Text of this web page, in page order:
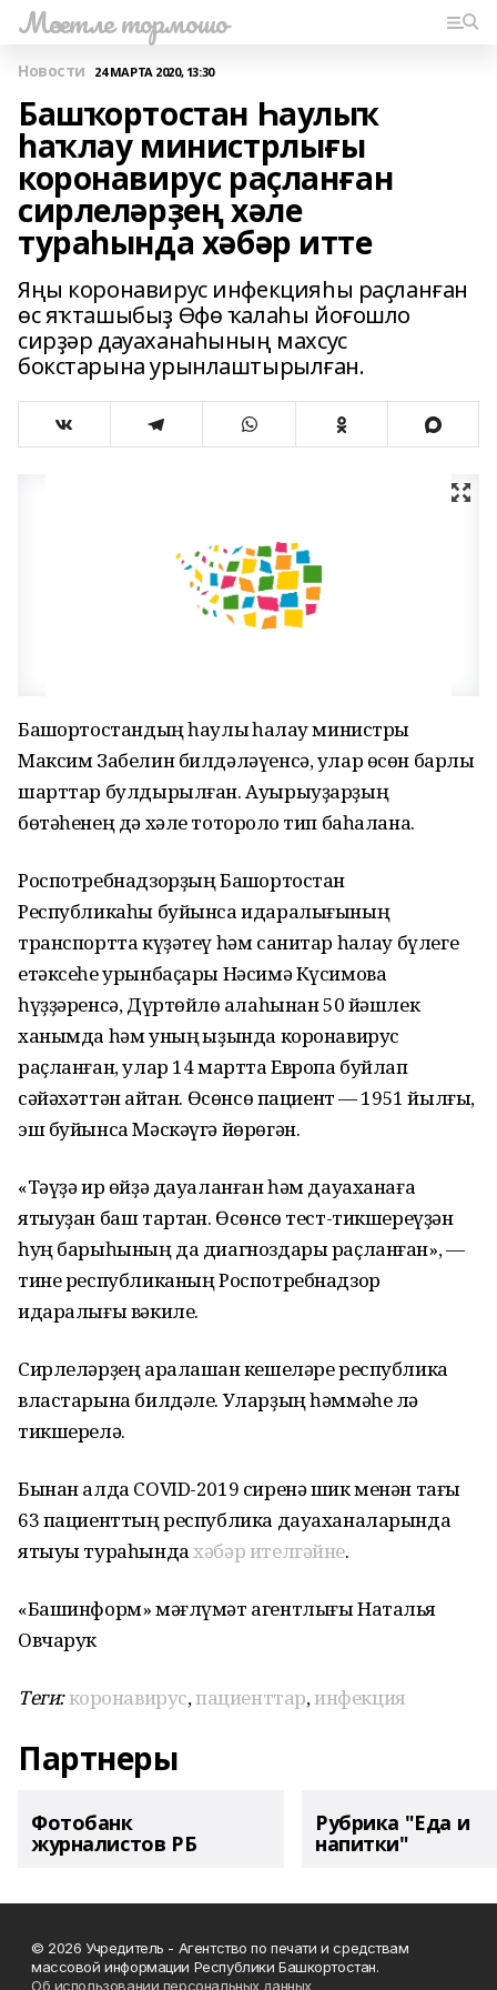
Мәсетле тормошо
Новости 24 МАРТА 2020, 13:30
Башҡортостан Һаулыҡ
һаҡлау министрлығы
коронавирус раҫланған
сирлеләрҙең хәле
тураһында хәбәр итте
Яңы коронавирус инфекцияһы раҫланған
өс яҡташыбыҙ Өфө ҡалаһы йоғошло
сирҙәр дауаханаһының махсус
бокстарына урынлаштырылған.
Башҡортостандың һаулыҡ һаҡлау министры
Максим Забелин билдәләүенсә, улар өсөн барлыҡ
шарттар булдырылған. Ауырыуҙарҙың
бөтәһенең дә хәле тотороҡло тип баһалана.
Роспотребнадзорҙың Башҡортостан
Республикаһы буйынса идаралығының
транспортта күҙәтеү һәм санитар һаҡлау бүлеге
етәксеһе урынбаҫары Нәсимә Күсимова
һүҙҙәренсә, Дүртөйлө ҡалаһынан 50 йәшлек
ханымда һәм уның ҡыҙында коронавирус
раҫланған, улар 14 мартта Европа буйлап
сәйәхәттән ҡайтҡан. Өсөнсө пациент — 1951 йылғы,
эш буйынса Мәскәүгә йөрөгән.
«Тәүҙә ир өйҙә дауаланған һәм дауаханаға
ятыуҙан баш тартҡан. Өсөнсө тест-тикшереүҙән
һуң барыһының да диагноздары раҫланған», —
тине республиканың Роспотребнадзор
идаралығы вәкиле.
Сирлеләрҙең аралашҡан кешеләре республика
властарына билдәле. Уларҙың һәммәһе лә
тикшерелә.
Бынан алда COVID-2019 сиренә шик менән тағы
63 пациенттың республика дауаханаларында
ятыуы тураһындахәбәр ителгәйне.
«Башинформ» мәғлүмәт агентлығы Наталья
Овчарук
Теги:коронавирус,пациенттар,инфекция
Партнеры
Фотобанк
журналистов РБ
Рубрика "Еда и
напитки"
© 2026 Учредитель - Агентство по печати и средствам
массовой информации Республики Башкортостан.
Об использовании персональных данных